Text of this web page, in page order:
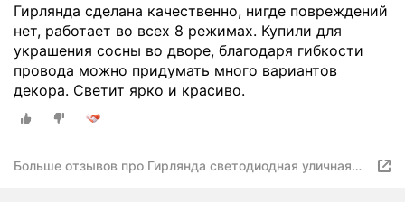
Гирлянда сделана качественно, нигде повреждений
нет, работает во всех 8 режимах. Купили для
украшения сосны во дворе, благодаря гибкости
провода можно придумать много вариантов
декора. Светит ярко и красиво.
Больше отзывов про Гирлянда светодиодная уличная